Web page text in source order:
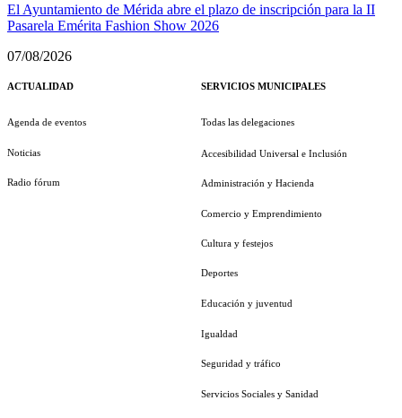
El Ayuntamiento de Mérida abre el plazo de inscripción para la II
Pasarela Emérita Fashion Show 2026
07/08/2026
ACTUALIDAD
Agenda de eventos
Noticias
Radio fórum
SERVICIOS MUNICIPALES
Todas las delegaciones
Accesibilidad Universal e Inclusión
Administración y Hacienda
Comercio y Emprendimiento
Cultura y festejos
Deportes
Educación y juventud
Igualdad
Seguridad y tráfico
Servicios Sociales y Sanidad